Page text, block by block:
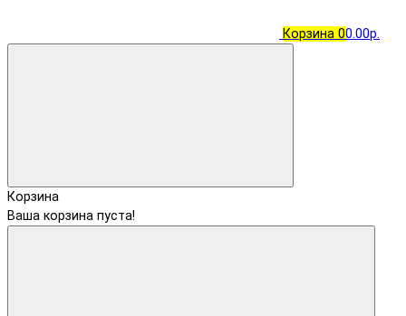
Корзина 00.00р.
Корзина
Ваша корзина пуста!